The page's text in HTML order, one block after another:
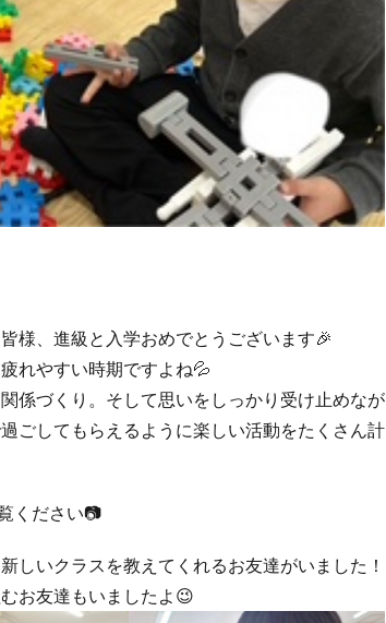
様、進級と入学おめでとうございます🎉
れやすい時期ですよね💦
係づくり。そして思いをしっかり受け止めなが
ごしてもらえるように楽しい活動をたくさん計
ください📷
しいクラスを教えてくれるお友達がいました！
お友達もいましたよ😉